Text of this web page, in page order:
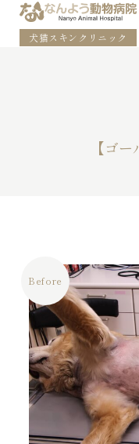
犬猫スキンクリニック
【ゴ
Before